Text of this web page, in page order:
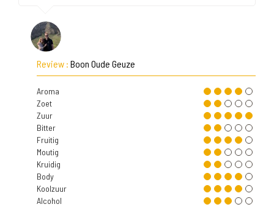
Review : Boon Oude Geuze
Aroma
Zoet
Zuur
Bitter
Fruitig
Moutig
Kruidig
Body
Koolzuur
Alcohol